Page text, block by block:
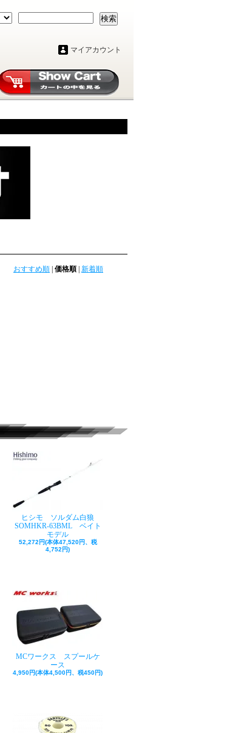
検索
マイアカウント
おすすめ順 価格順 新着順
ヒシモ ソルダム白狼
SOMHKR-63BML ベイト
モデル
52,272円(本体47,520円、税
4,752円)
MCワークス スプールケ
ース
4,950円(本体4,500円、税450円)